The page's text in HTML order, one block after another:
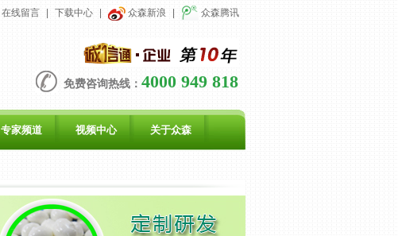
在线留言 | 下载中心 | 众森新浪 | 众森腾讯
免费咨询热线： 4000 949 818
专家频道 视频中心 关于众森